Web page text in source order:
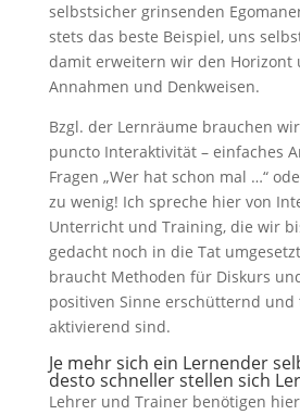
selbstsicher grinsenden
stets das beste Beispiel, uns
damit erweitern wir den Horizont
Annahmen und Denkweisen.
Bzgl. der Lernräume brauchen
puncto Interaktivität – einfaches
Fragen „Wer hat schon mal …“
zu wenig! Ich spreche hier von
Unterricht und Training, die wir
gedacht noch in die Tat
braucht Methoden für Diskurs
positiven Sinne erschütternd
aktivierend sind.
Je mehr sich ein Lernender
desto schneller stellen sich
Lehrer und Trainer benötigen